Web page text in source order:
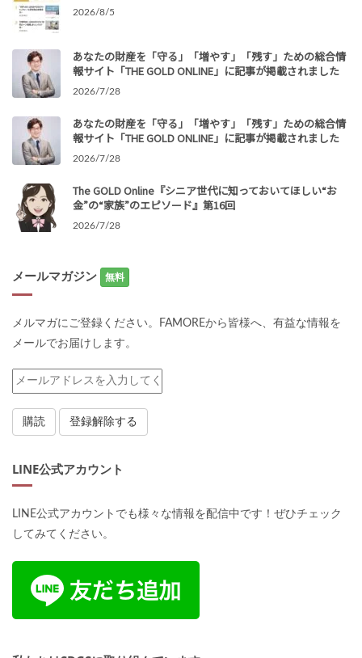
2026/8/5
あなたの財産を「守る」「増やす」「残す」ための総合情
報サイト「THE GOLD ONLINE」に記事が掲載されました
2026/7/28
あなたの財産を「守る」「増やす」「残す」ための総合情
報サイト「THE GOLD ONLINE」に記事が掲載されました
2026/7/28
The GOLD Online『シニア世代に知っておいてほしい“お
金”の“家族”のエピソード』第16回
2026/7/28
メールマガジン 無料
メルマガにご登録ください。FAMOREから皆様へ、有益な情報を
メールでお届けします。
LINE公式アカウント
LINE公式アカウントでも様々な情報を配信中です！ぜひチェック
してみてください。